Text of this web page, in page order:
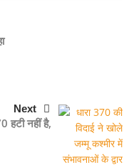
Next
हटी नहीं है,